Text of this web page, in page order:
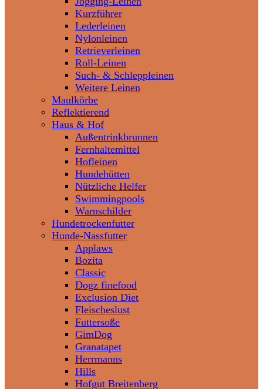
Kurzführer
Lederleinen
Nylonleinen
Retrieverleinen
Roll-Leinen
Such- & Schleppleinen
Weitere Leinen
Maulkörbe
Reflektierend
Haus & Hof
Außentrinkbrunnen
Fernhaltemittel
Hofleinen
Hundehütten
Nützliche Helfer
Swimmingpools
Warnschilder
Hundetrockenfutter
Hunde-Nassfutter
Applaws
Bozita
Classic
Dogz finefood
Exclusion Diet
Fleischeslust
Futtersoße
GimDog
Granatapet
Herrmanns
Hills
Hofgut Breitenberg